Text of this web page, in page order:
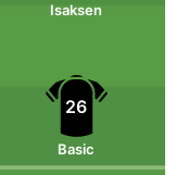
Isaksen
26
Basic